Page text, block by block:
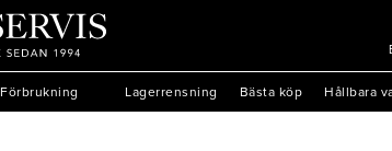
Förbrukning Lagerrensning Bästa köp Hållbara